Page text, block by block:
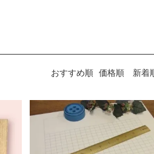
おすすめ順 価格順 新着